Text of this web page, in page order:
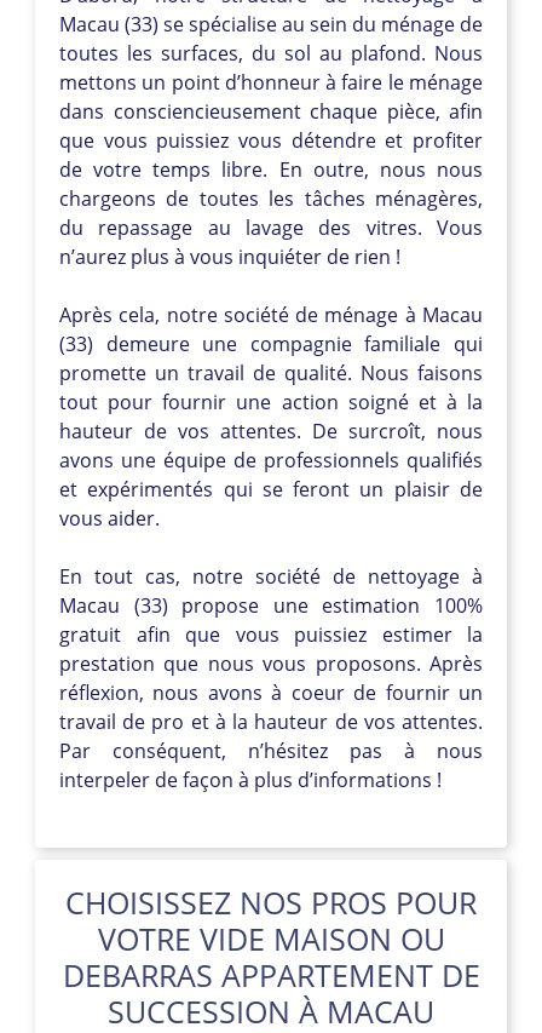
Macau (33) se spécialise au sein du ménage de
toutes les surfaces, du sol au plafond. Nous
mettons un point d’honneur à faire le ménage
dans consciencieusement chaque pièce, afin
que vous puissiez vous détendre et profiter
de votre temps libre. En outre, nous nous
chargeons de toutes les tâches ménagères,
du repassage au lavage des vitres. Vous
n’aurez plus à vous inquiéter de rien !
Après cela, notre société de ménage à Macau
(33) demeure une compagnie familiale qui
promette un travail de qualité. Nous faisons
tout pour fournir une action soigné et à la
hauteur de vos attentes. De surcroît, nous
avons une équipe de professionnels qualifiés
et expérimentés qui se feront un plaisir de
vous aider.
En tout cas, notre société de nettoyage à
Macau (33) propose une estimation 100%
gratuit afin que vous puissiez estimer la
prestation que nous vous proposons. Après
réflexion, nous avons à coeur de fournir un
travail de pro et à la hauteur de vos attentes.
Par conséquent, n’hésitez pas à nous
interpeler de façon à plus d’informations !
CHOISISSEZ NOS PROS POUR
VOTRE VIDE MAISON OU
DEBARRAS APPARTEMENT DE
SUCCESSION À MACAU